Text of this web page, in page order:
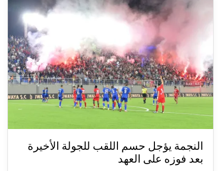
النجمة يؤجل حسم اللقب للجولة الأخيرة
بعد فوزه على العهد